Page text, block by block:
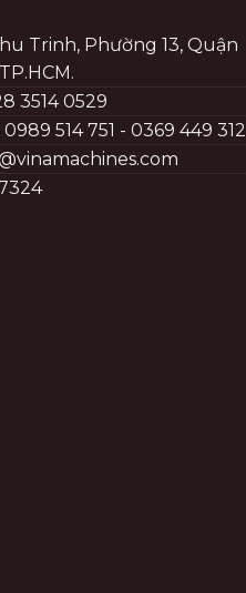
Trinh, Phường 13, Quận
3514 0529
514 751 - 0369 449 312